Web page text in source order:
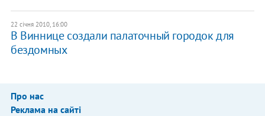
22 січня 2010, 16:00
В Виннице создали палаточный городок для
бездомных
Про нас
Реклама на сайті